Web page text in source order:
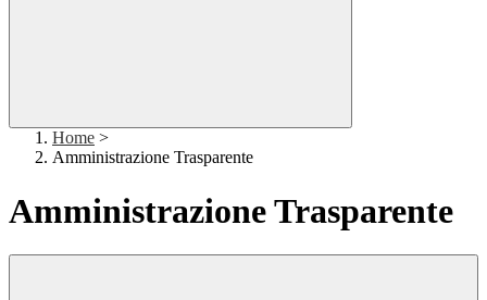
Home >
Amministrazione Trasparente
Amministrazione Trasparente